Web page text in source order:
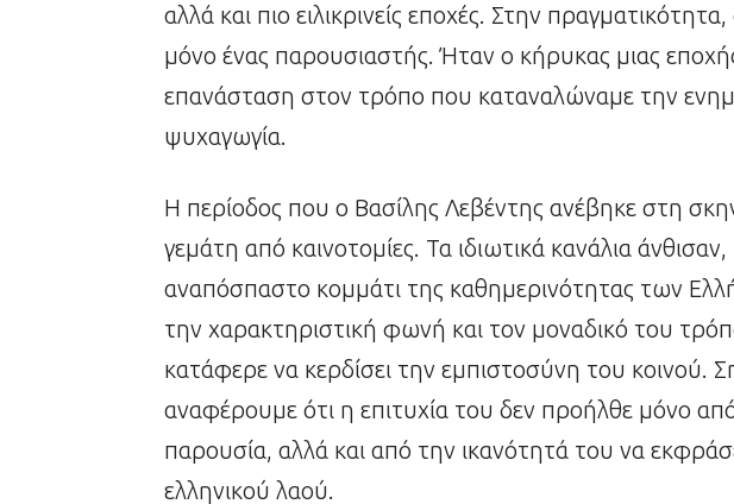
αλλά και πιο ειλικρινείς εποχές. Στην
μόνο ένας παρουσιαστής. Ήταν ο κήρυκας μιας
επανάσταση στον τρόπο που καταναλώναμε την
ψυχαγωγία.
Η περίοδος που ο Βασίλης Λεβέντης ανέβηκε στη
γεμάτη από καινοτομίες. Τα ιδιωτικά κανάλια
αναπόσπαστο κομμάτι της καθημερινότητας των
την χαρακτηριστική φωνή και τον μοναδικό του
κατάφερε να κερδίσει την εμπιστοσύνη του κοινού.
αναφέρουμε ότι η επιτυχία του δεν προήλθε μόνο
παρουσία, αλλά και από την ικανότητά του να
ελληνικού λαού.